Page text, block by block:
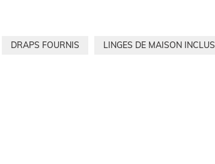
DRAPS FOURNIS LINGES DE MAISON INCLUS